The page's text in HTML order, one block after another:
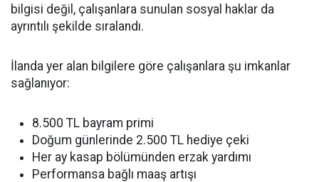
bilgisi değil, çalışanlara sunulan sosyal haklar da
ayrıntılı şekilde sıralandı.
İlanda yer alan bilgilere göre çalışanlara şu imkanlar
sağlanıyor:
8.500 TL bayram primi
Doğum günlerinde 2.500 TL hediye çeki
Her ay kasap bölümünden erzak yardımı
Performansa bağlı maaş artışı